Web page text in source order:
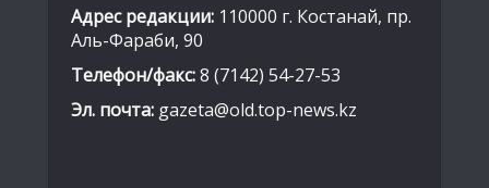
Адрес редакции: 110000 г. Костанай, пр.
Аль-Фараби, 90
Телефон/факс:8 (7142) 54-27-53
Эл. почта: gazeta@old.top-news.kz